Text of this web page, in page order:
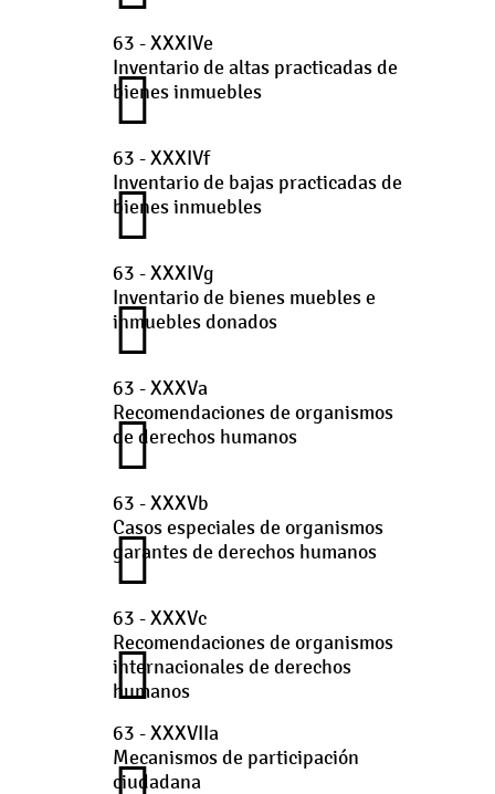
63 - XXXIVe
Inventario de altas practicadas de
bienes inmuebles
63 - XXXIVf
Inventario de bajas practicadas de
bienes inmuebles
63 - XXXIVg
Inventario de bienes muebles e
inmuebles donados
63 - XXXVa
Recomendaciones de organismos
de derechos humanos
63 - XXXVb
Casos especiales de organismos
garantes de derechos humanos
63 - XXXVc
Recomendaciones de organismos
internacionales de derechos
humanos
63 - XXXVIIa
Mecanismos de participación
ciudadana